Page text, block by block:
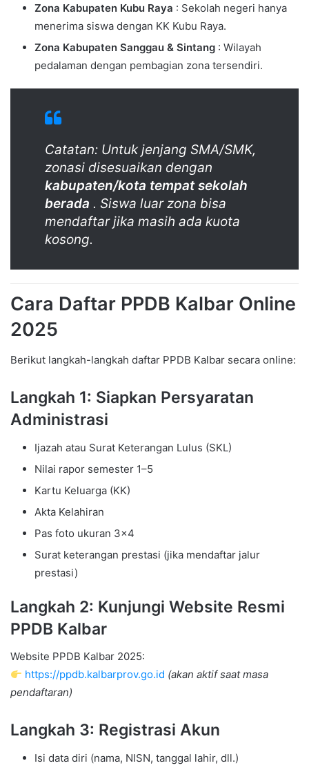
Zona Kabupaten Kubu Raya : Sekolah negeri hanya
menerima siswa dengan KK Kubu Raya.
Zona Kabupaten Sanggau & Sintang : Wilayah
pedalaman dengan pembagian zona tersendiri.
Catatan: Untuk jenjang SMA/SMK,
zonasi disesuaikan dengan
kabupaten/kota tempat sekolah
berada . Siswa luar zona bisa
mendaftar jika masih ada kuota
kosong.
Cara Daftar PPDB Kalbar Online
2025
Berikut langkah-langkah daftar PPDB Kalbar secara online:
Langkah 1: Siapkan Persyaratan
Administrasi
Ijazah atau Surat Keterangan Lulus (SKL)
Nilai rapor semester 1–5
Kartu Keluarga (KK)
Akta Kelahiran
Pas foto ukuran 3×4
Surat keterangan prestasi (jika mendaftar jalur
prestasi)
Langkah 2: Kunjungi Website Resmi
PPDB Kalbar
Website PPDB Kalbar 2025:
https://ppdb.kalbarprov.go.id (akan aktif saat masa
pendaftaran)
Langkah 3: Registrasi Akun
Isi data diri (nama, NISN, tanggal lahir, dll.)